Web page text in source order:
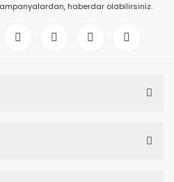
haberdar olabilirsiniz.